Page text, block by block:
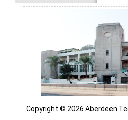
Copyright © 2026 Aberdeen